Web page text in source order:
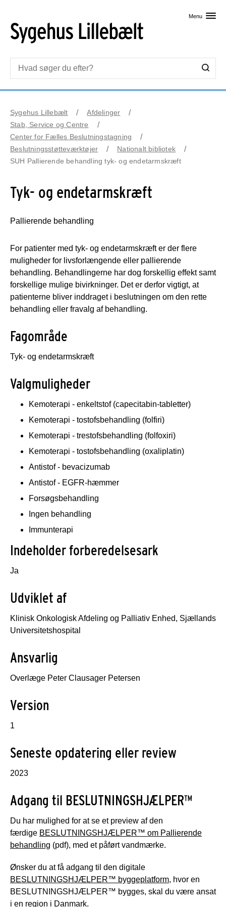
Menu
Sygehus Lillebælt
Afdelinger
Stab, Service og Centre
Center for Fælles Beslutningstagning
Beslutningsstøtteværktøjer
Nationalt bibliotek
SUH Pallierende behandling tyk- og endetarmskræft
Tyk- og endetarmskræft
Pallierende behandling
For patienter med tyk- og endetarmskræft er der flere
muligheder for livsforlængende eller pallierende
behandling. Behandlingerne har dog forskellig effekt samt
forskellige mulige bivirkninger. Det er derfor vigtigt, at
patienterne bliver inddraget i beslutningen om den rette
behandling eller fravalg af behandling.
Fagområde
Tyk- og endetarmskræft
Valgmuligheder
Kemoterapi - enkeltstof (capecitabin-tabletter)
Kemoterapi - tostofsbehandling (folfiri)
Kemoterapi - trestofsbehandling (folfoxiri)
Kemoterapi - tostofsbehandling (oxaliplatin)
Antistof - bevacizumab
Antistof - EGFR-hæmmer
Forsøgsbehandling
Ingen behandling
Immunterapi
Indeholder forberedelsesark
Ja
Udviklet af
Klinisk Onkologisk Afdeling og Palliativ Enhed, Sjællands
Universitetshospital
Ansvarlig
Overlæge Peter Clausager Petersen
Version
1
Seneste opdatering eller review
2023
Adgang til BESLUTNINGSHJÆLPER™
Du har mulighed for at se et preview af den
færdige BESLUTNINGSHJÆLPER™ om Pallierende
behandling (pdf), med et påført vandmærke.
Ønsker du at få adgang til den digitale
BESLUTNINGSHJÆLPER™ byggeplatform, hvor en
BESLUTNINGSHJÆLPER™ bygges, skal du være ansat
i en region i Danmark.